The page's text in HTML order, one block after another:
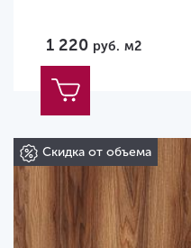
1 220 руб. м2
Скидка от объема